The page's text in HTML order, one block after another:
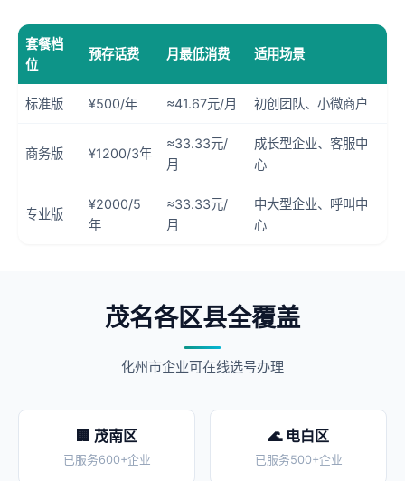
套餐档
位
预存话费 月最低消费 适用场景
标准版 ¥500/年 ≈41.67元/月 初创团队、小微商户
商务版 ¥1200/3年
≈33.33元/
月
成长型企业、客服中
心
专业版
¥2000/5
年
≈33.33元/
月
中大型企业、呼叫中
心
茂名各区县全覆盖
化州市企业可在线选号办理
🏢 茂南区
已服务600+企业
🌊 电白区
已服务500+企业